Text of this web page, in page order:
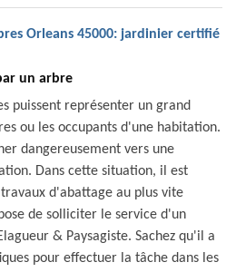
Orleans 45000: jardinier certifié
un arbre
puissent représenter un grand
ou les occupants d'une habitation.
dangereusement vers une
Dans cette situation, il est
d'abattage au plus vite
de solliciter le service d'un
& Paysagiste. Sachez qu'il a
pour effectuer la tâche dans les